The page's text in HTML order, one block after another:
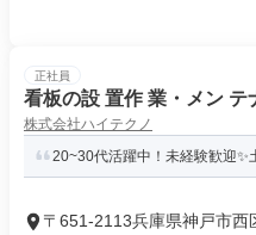
正社員
看板の設 置作 業・メン テ
株式会社ハイテクノ
20~30代活躍中！未経験歓迎✨
〒651-2113兵庫県神戸市西